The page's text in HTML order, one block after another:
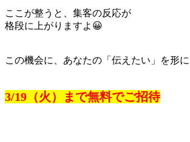
ここが整うと、集客の反応が
格段に上がりますよ😀
この機会に、あなたの「伝えたい」を形に
3/19（火）まで無料でご招待